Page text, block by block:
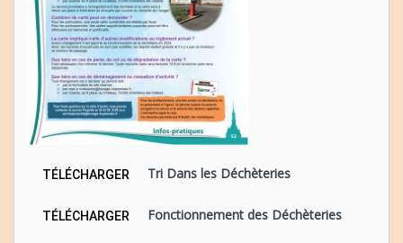
TÉLÉCHARGER Tri Dans les Déchèteries
TÉLÉCHARGER Fonctionnement des Déchèteries